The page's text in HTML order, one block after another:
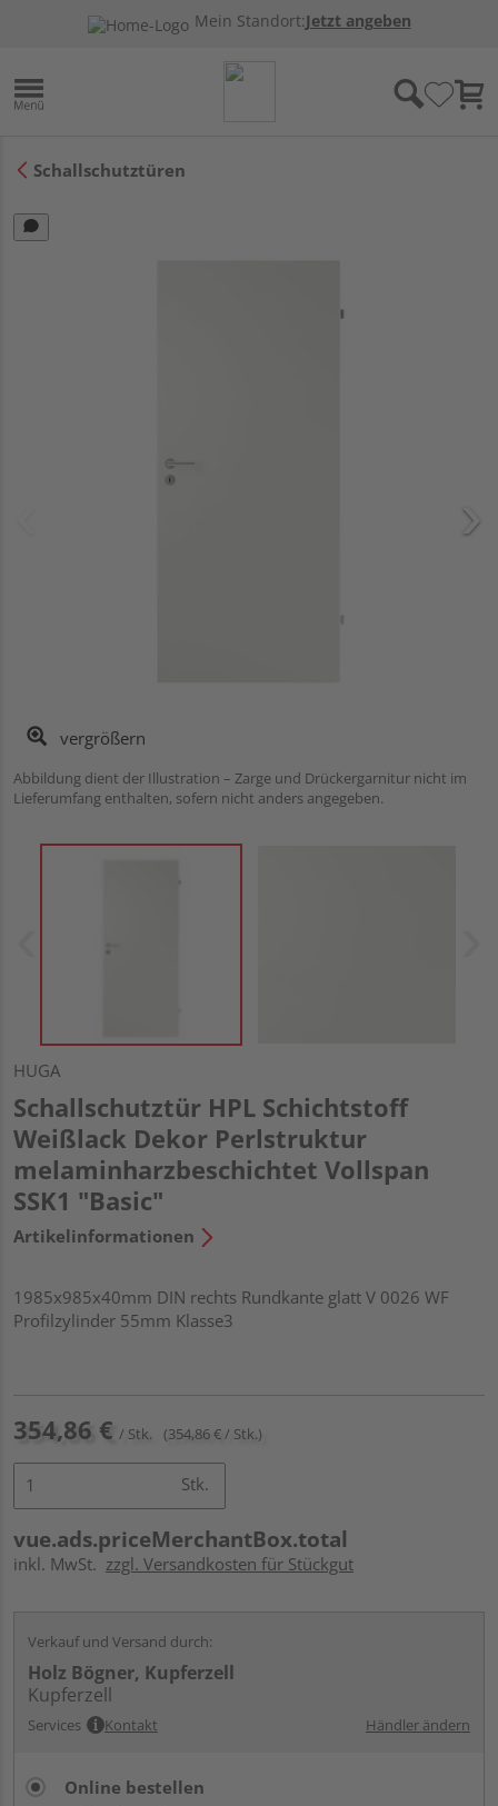
Mein Standort:Jetzt angeben
Schallschutztüren
vergrößern
Abbildung dient der Illustration – Zarge und Drückergarnitur nicht im
Lieferumfang enthalten, sofern nicht anders angegeben.
HUGA
Schallschutztür HPL Schichtstoff
Weißlack Dekor Perlstruktur
melaminharzbeschichtet Vollspan
SSK1 "Basic"
Artikelinformationen
1985x985x40mm DIN rechts Rundkante glatt V 0026 WF
Profilzylinder 55mm Klasse3
354,86 € / Stk. (354,86 € / Stk.)
Stk.
vue.ads.priceMerchantBox.total
inkl. MwSt. zzgl. Versandkosten für Stückgut
Verkauf und Versand durch:
Holz Bögner, Kupferzell
Kupferzell
Services Kontakt Händler ändern
Online bestellen